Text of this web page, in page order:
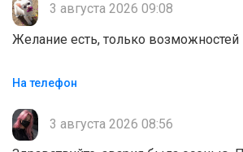
3 августа 2026 09:08
Желание есть, только
На телефон
3 августа 2026 08:56